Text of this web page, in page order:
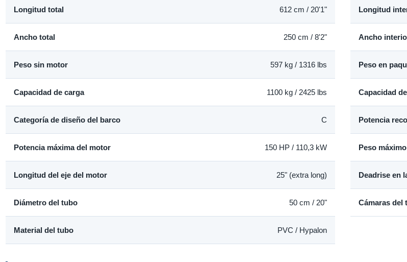
Longitud total 612 cm / 20'1" Longitud
Ancho total 250 cm / 8'2" Ancho
Peso sin motor 597 kg / 1316 lbs Peso en
Capacidad de carga 1100 kg / 2425 lbs Capacidad
Categoría de diseño del barco C Potencia
Potencia máxima del motor 150 HP / 110,3 kW Peso
Longitud del eje del motor 25" (extra long) Deadrise en
Diámetro del tubo 50 cm / 20" Cámaras del
Material del tubo PVC / Hypalon